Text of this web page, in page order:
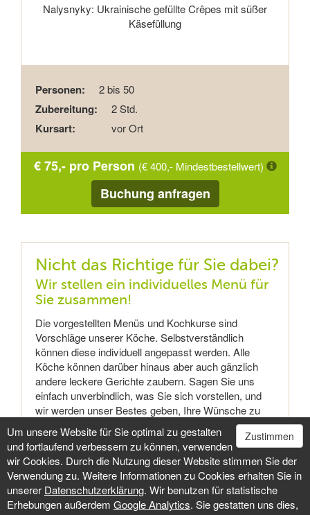
Nalysnyky: Ukrainische gefüllte Crêpes mit süßer
Käsefüllung
Personen: 2 bis 50
Zubereitung: 2 Std.
Kursart: vor Ort
€ 75,- pro Person (€ 400,- Mindestbestellwert)
Buchung anfragen
Nicht das Richtige für Sie dabei?
Wir stellen ein individuelles Menü für
Sie zusammen!
Die vorgestellten Menüs und Kochkurse sind
Vorschläge unserer Köche. Selbstverständlich
können diese individuell angepasst werden. Alle
Köche können darüber hinaus aber auch gänzlich
andere leckere Gerichte zaubern. Sagen Sie uns
einfach unverbindlich, was Sie sich vorstellen, und
wir werden unser Bestes geben, Ihre Wünsche zu
Fragen Sie uns
Zustimmen
Um unsere Website für Sie optimal zu gestalten
und fortlaufend verbessern zu können, verwenden
wir Cookies. Durch die Nutzung dieser Website stimmen Sie der
Verwendung zu. Weitere Informationen zu Cookies erhalten Sie in
unserer Datenschutzerklärung. Wir benutzen für statistische
Erhebungen außerdem Google Analytics. Sie gestatten uns dies,